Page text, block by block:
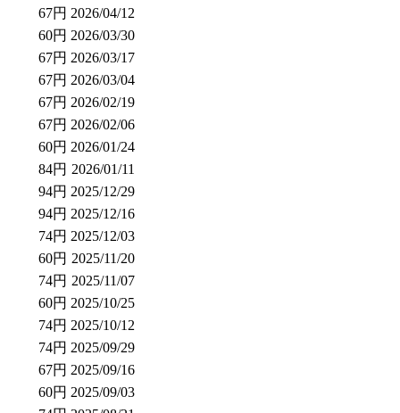
67円 2026/04/12
60円 2026/03/30
67円 2026/03/17
67円 2026/03/04
67円 2026/02/19
67円 2026/02/06
60円 2026/01/24
84円 2026/01/11
94円 2025/12/29
94円 2025/12/16
74円 2025/12/03
60円 2025/11/20
74円 2025/11/07
60円 2025/10/25
74円 2025/10/12
74円 2025/09/29
67円 2025/09/16
60円 2025/09/03